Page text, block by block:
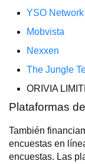
YSO Network
Mobvista
Nexxen
The Jungle
ORIVIA
Plataformas
También
encuestas en
encuestas. Las